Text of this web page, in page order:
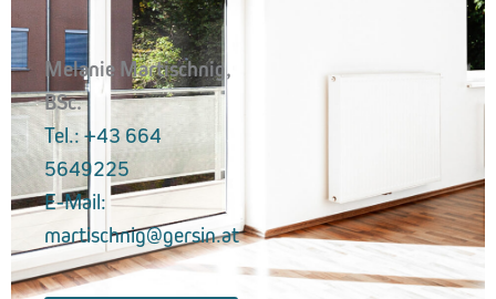
Melanie Martischnig,
BSc.
Tel.: +43 664
5649225
E-Mail:
martischnig@gersin.at